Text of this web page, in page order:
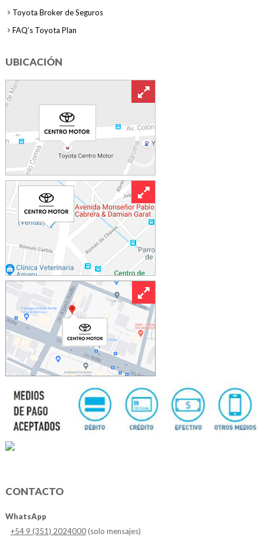
Toyota Broker de Seguros
FAQ’s Toyota Plan
UBICACIÓN
CONTACTO
WhatsApp
+54 9 (351) 2024000(solo mensajes)